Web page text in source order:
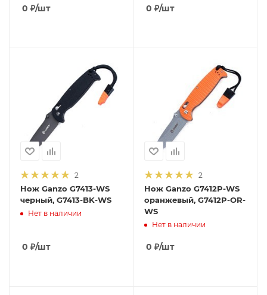
0 ₽/шт 0 ₽/шт
2
Нож Ganzo G7413-WS
черный, G7413-BK-WS
Нет в наличии
0 ₽/шт
2
Нож Ganzo G7412P-WS
оранжевый, G7412P-OR-
WS
Нет в наличии
0 ₽/шт